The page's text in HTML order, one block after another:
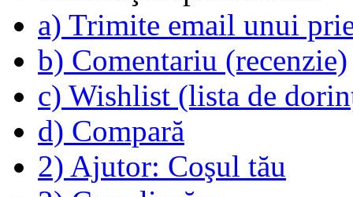
a) Trimite email unui
b) Comentariu (recenzie)
c) Wishlist (lista de
d) Compară
2) Ajutor: Coşul tău